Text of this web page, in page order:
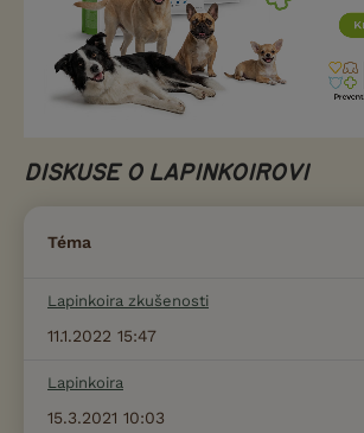
DISKUSE O LAPINKOIROVI
Téma
Lapinkoira zkušenosti
11.1.2022 15:47
Lapinkoira
15.3.2021 10:03